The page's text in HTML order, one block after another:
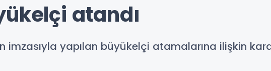
atandı
imzasıyla yapılan büyükelçi atamalarına ilişkin